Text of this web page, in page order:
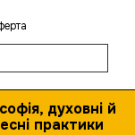
духовні й
практики